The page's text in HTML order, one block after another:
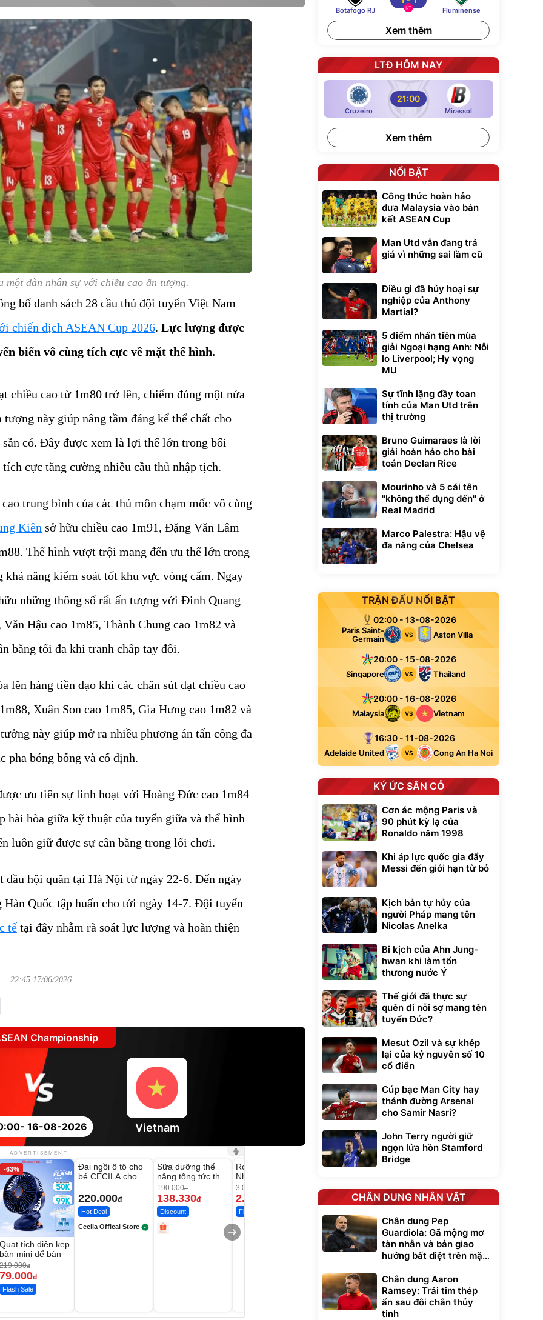
một dàn nhân sự với chiều cao ấn tượng.
bố danh sách 28 cầu thủ đội tuyển Việt Nam
chiến dịch ASEAN Cup 2026. Lực lượng được
biến vô cùng tích cực về mặt thể hình.
chiều cao từ 1m80 trở lên, chiếm đúng một nửa
này giúp nâng tầm đáng kể thể chất cho
sẵn có. Đây được xem là lợi thế lớn trong bối
cực tăng cường nhiều cầu thủ nhập tịch.
trung bình của các thủ môn chạm mốc vô cùng
Kiên sở hữu chiều cao 1m91, Đặng Văn Lâm
Thể hình vượt trội mang đến ưu thế lớn trong
khả năng kiểm soát tốt khu vực vòng cấm. Ngay
những thông số rất ấn tượng với Đinh Quang
Hậu cao 1m85, Thành Chung cao 1m82 và
bằng tối đa khi tranh chấp tay đôi.
lên hàng tiền đạo khi các chân sút đạt chiều cao
Xuân Son cao 1m85, Gia Hưng cao 1m82 và
này giúp mở ra nhiều phương án tấn công đa
pha bóng bổng và cố định.
ưu tiên sự linh hoạt với Hoàng Đức cao 1m84
hài hòa giữa kỹ thuật của tuyến giữa và thể hình
luôn giữ được sự cân bằng trong lối chơi.
đầu hội quân tại Hà Nội từ ngày 22-6. Đến ngày
Hàn Quốc tập huấn cho tới ngày 14-7. Đội tuyển
tếtại đây nhằm rà soát lực lượng và hoàn thiện
22:45 17/06/2026
Championship
- 16-08-2026 Vietnam
ADVERTISEMENT
-63%
Quạt tích điện kẹp
bàn mini để bàn
219.000đ
79.000đ
Flash Sale
Đai ngồi ô tô cho
bé CECILA cho bé
220.000đ
Hot Deal
Cecila Offical Store
-27%
Sữa dưỡng thể
nâng tông tức thì
Vaseline Body
190.000đ
138.330đ
Discount
Robot Hút Bụi Lau
Nhà - D2-001 -
Thông Minh
3.000.000
2.200.000
Flash Sale
Unmute
Vali Bamozo
20/24/28 Cao Cấp
1.000.000đ
825.000đ
Lót ghế ôtô, nâng
lưng chống nóng
giúp thoải mái
trong di chuyển
295.000 đ
Đã bán nhiều
Botafogo RJ KT Fluminense
Xem thêm
LTĐ HÔM NAY
Cruzeiro
21:00
Mirassol
Xem thêm
NỔI BẬT
Công thức hoàn hảo
đưa Malaysia vào bán
kết ASEAN Cup
Man Utd vẫn đang trả
giá vì những sai lầm cũ
Điều gì đã hủy hoại sự
nghiệp của Anthony
Martial?
5 điểm nhấn tiền mùa
giải Ngoại hạng Anh: Nỗi
lo Liverpool; Hy vọng
MU
Sự tĩnh lặng đầy toan
tính của Man Utd trên
thị trường
Bruno Guimaraes là lời
giải hoàn hảo cho bài
toán Declan Rice
Mourinho và 5 cái tên
"không thể đụng đến" ở
Real Madrid
Marco Palestra: Hậu vệ
đa năng của Chelsea
TRẬN ĐẤU NỔI BẬT
02:00 - 13-08-2026
Paris Saint-
Germain
VS Aston Villa
20:00 - 15-08-2026
Singapore VS Thailand
20:00 - 16-08-2026
Malaysia VS Vietnam
16:30 - 11-08-2026
Adelaide United VS Cong An Ha Noi
KÝ ỨC SÂN CỎ
Cơn ác mộng Paris và
90 phút kỳ lạ của
Ronaldo năm 1998
Khi áp lực quốc gia đẩy
Messi đến giới hạn từ bỏ
Kịch bản tự hủy của
người Pháp mang tên
Nicolas Anelka
Bi kịch của Ahn Jung-
hwan khi làm tổn
thương nước Ý
Thế giới đã thực sự
quên đi nỗi sợ mang tên
tuyển Đức?
Mesut Ozil và sự khép
lại của kỷ nguyên số 10
cổ điển
Cúp bạc Man City hay
thánh đường Arsenal
cho Samir Nasri?
John Terry người giữ
ngọn lửa hồn Stamford
Bridge
CHÂN DUNG NHÂN VẬT
Chân dung Pep
Guardiola: Gã mộng mơ
tàn nhẫn và bản giao
hưởng bất diệt trên mặt
Chân dung Aaron
Ramsey: Trái tim thép
ẩn sau đôi chân thủy
tinh